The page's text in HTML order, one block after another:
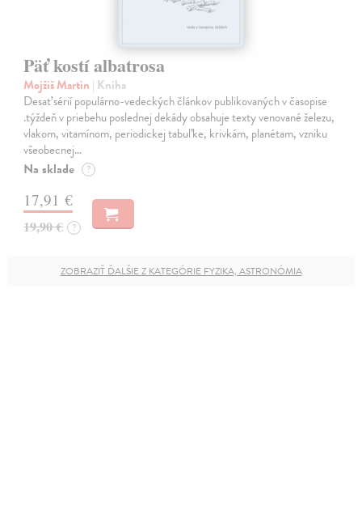
Päť kostí albatrosa
Mojžiš Martin | Kniha
Desať sérií populárno-vedeckých článkov publikovaných v časopise
.týždeň v priebehu poslednej dekády obsahuje texty venované železu,
vlakom, vitamínom, periodickej tabuľke, krivkám, planétam, vzniku
všeobecnej…
Na sklade ?
17,91 €
19,90 € ?
ZOBRAZIŤ ĎALŠIE Z KATEGÓRIE FYZIKA, ASTRONÓMIA